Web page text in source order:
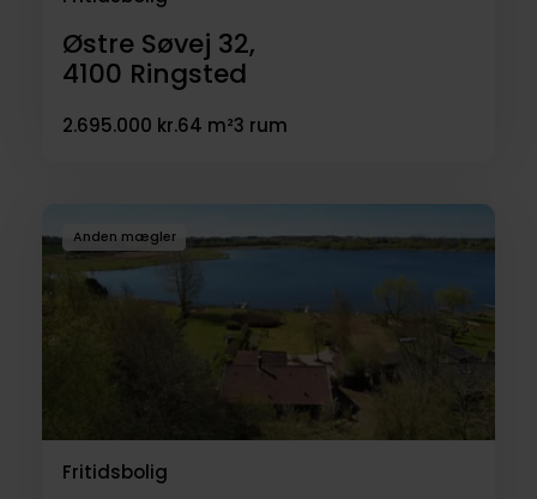
Østre Søvej 32,
4100 Ringsted
2.695.000 kr.64 m²3 rum
Anden mægler
Fritidsbolig